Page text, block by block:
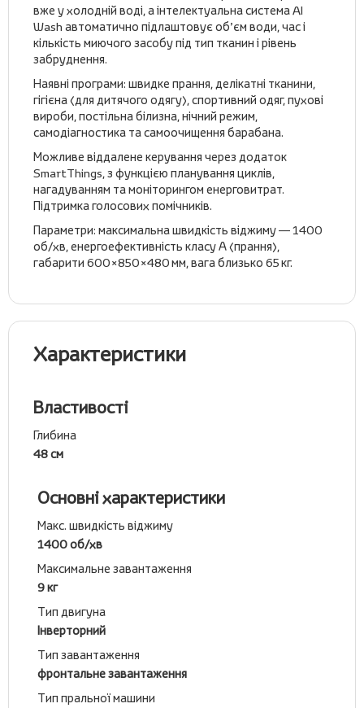
вже у холодній воді, а інтелектуальна система AI
Wash автоматично підлаштовує об’єм води, час і
кількість миючого засобу під тип тканин і рівень
забруднення.
Наявні програми: швидке прання, делікатні тканини,
гігієна (для дитячого одягу), спортивний одяг, пухові
вироби, постільна білизна, нічний режим,
самодіагностика та самоочищення барабана.
Можливе віддалене керування через додаток
SmartThings, з функцією планування циклів,
нагадуванням та моніторингом енерговитрат.
Підтримка голосових помічників.
Параметри: максимальна швидкість віджиму — 1400
об/хв, енергоефективність класу А (прання),
габарити 600×850×480 мм, вага близько 65 кг.
Характеристики
Властивості
Глибина
48 см
Основні характеристики
Макс. швидкість віджиму
1400 об/хв
Максимальне завантаження
9 кг
Тип двигуна
Інверторний
Тип завантаження
фронтальне завантаження
Тип пральної машини